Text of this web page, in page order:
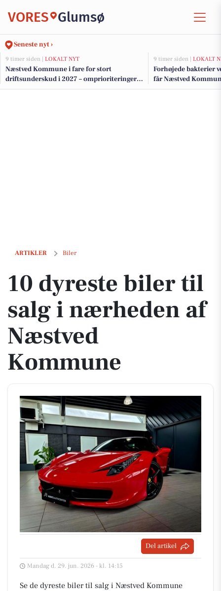
VORES Glumsø
Seneste nyt ›
9 timer siden | LOKALT NYT
Næstved Kommune i fare for stort
driftsunderskud i 2027 – omprioriteringer
på vej for at bevare velfærden
9 timer siden | LOKALT
Forhøjede bakterier
får Næstved
badning ved Præstø
ARTIKLER Biler
10 dyreste biler til salg i nærheden af Næstved Kommune
10 dyreste biler til
salg i nærheden af
Næstved
Kommune
Del artikel
Mandag d. 29. jun. 2026 - kl. 14:15
Se de dyreste biler til salg i Næstved Kommune